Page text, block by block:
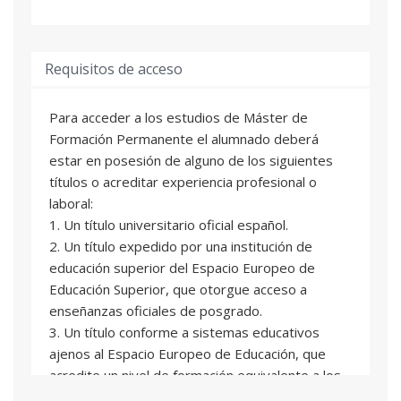
Requisitos de acceso
Para acceder a los estudios de Máster de
Formación Permanente el alumnado deberá
estar en posesión de alguno de los siguientes
títulos o acreditar experiencia profesional o
laboral:
1. Un título universitario oficial español.
2. Un título expedido por una institución de
educación superior del Espacio Europeo de
Educación Superior, que otorgue acceso a
enseñanzas oficiales de posgrado.
3. Un título conforme a sistemas educativos
ajenos al Espacio Europeo de Educación, que
acredite un nivel de formación equivalente a los